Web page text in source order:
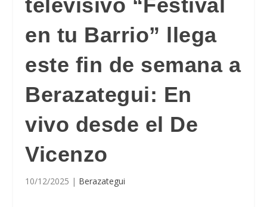
televisivo “Festival
en tu Barrio” llega
este fin de semana a
Berazategui: En
vivo desde el De
Vicenzo
10/12/2025 | Berazategui